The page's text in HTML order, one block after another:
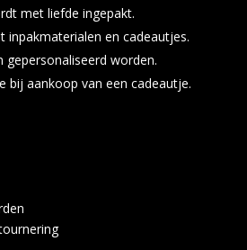
met liefde ingepakt.
inpakmaterialen en cadeautjes.
gepersonaliseerd worden.
bij aankoop van een cadeautje.